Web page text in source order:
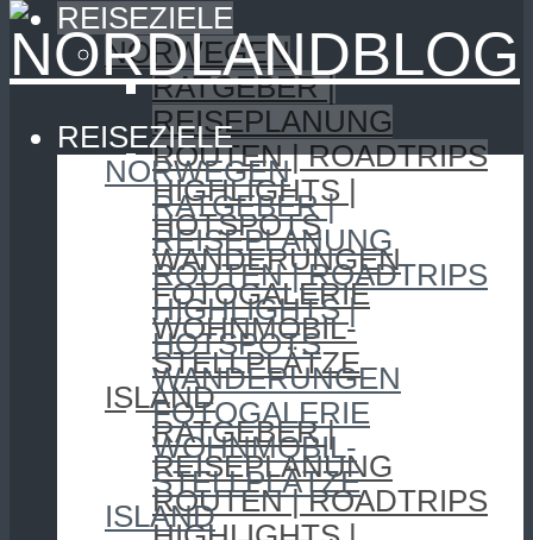
REISEZIELE
NORWEGEN
RATGEBER |
REISEPLANUNG
ROUTEN | ROADTRIPS
HIGHLIGHTS |
HOTSPOTS
WANDERUNGEN
FOTOGALERIE
WOHNMOBIL-
STELLPLÄTZE
ISLAND
RATGEBER |
REISEPLANUNG
ROUTEN | ROADTRIPS
REISEZIELE
NORWEGEN
RATGEBER |
REISEPLANUNG
ROUTEN | ROADTRIPS
HIGHLIGHTS |
HOTSPOTS
WANDERUNGEN
FOTOGALERIE
WOHNMOBIL-
STELLPLÄTZE
ISLAND